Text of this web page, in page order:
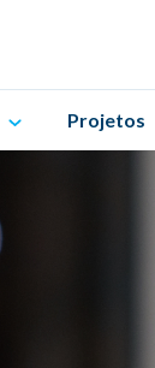
Projetos